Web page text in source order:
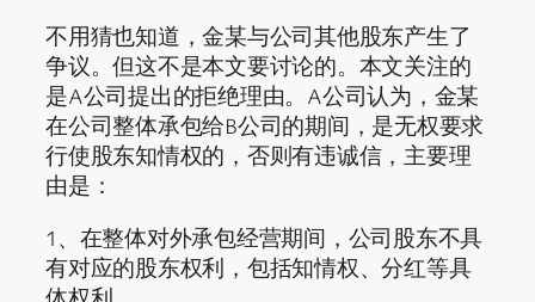
不用猜也知道，金某与公司其他股东产生了
争议。但这不是本文要讨论的。本文关注的
是A公司提出的拒绝理由。A公司认为，金某
在公司整体承包给B公司的期间，是无权要求
行使股东知情权的，否则有违诚信，主要理
由是：
1、在整体对外承包经营期间，公司股东不具
有对应的股东权利，包括知情权、分红等具